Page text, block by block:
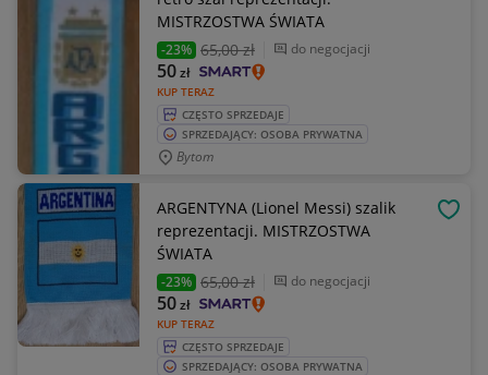
MISTRZOSTWA ŚWIATA
-23% 65,00 zł do negocjacji
KUP TERAZ
50zł
CZĘSTO SPRZEDAJE
SPRZEDAJĄCY: OSOBA PRYWATNA
Bytom
ARGENTYNA (Lionel Messi) szalik
reprezentacji. MISTRZOSTWA
ŚWIATA
-23% 65,00 zł do negocjacji
KUP TERAZ
50zł
CZĘSTO SPRZEDAJE
SPRZEDAJĄCY: OSOBA PRYWATNA